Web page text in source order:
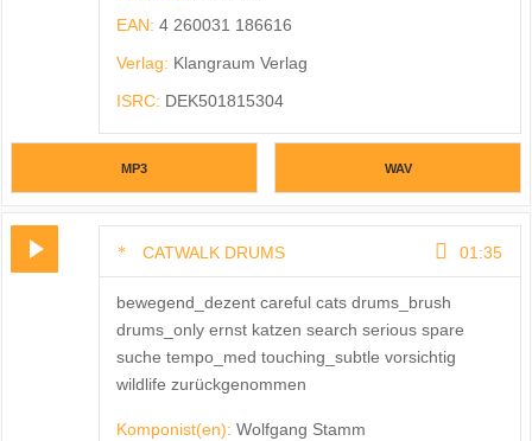
EAN: 4 260031 186616
Verlag: Klangraum Verlag
ISRC: DEK501815304
MP3 WAV
CATWALK DRUMS 01:35
bewegend_dezent careful cats drums_brush
drums_only ernst katzen search serious spare
suche tempo_med touching_subtle vorsichtig
wildlife zurückgenommen
Komponist(en): Wolfgang Stamm